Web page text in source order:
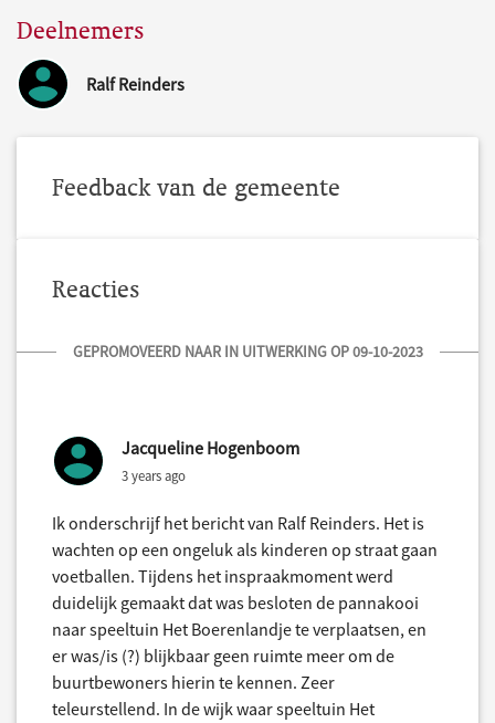
Deelnemers
Ralf Reinders
Feedback van de gemeente
Reacties
GEPROMOVEERD NAAR IN UITWERKING OP 09-10-2023
Jacqueline Hogenboom
3 years ago
Ik onderschrijf het bericht van Ralf Reinders. Het is
wachten op een ongeluk als kinderen op straat gaan
voetballen. Tijdens het inspraakmoment werd
duidelijk gemaakt dat was besloten de pannakooi
naar speeltuin Het Boerenlandje te verplaatsen, en
er was/is (?) blijkbaar geen ruimte meer om de
buurtbewoners hierin te kennen. Zeer
teleurstellend. In de wijk waar speeltuin Het